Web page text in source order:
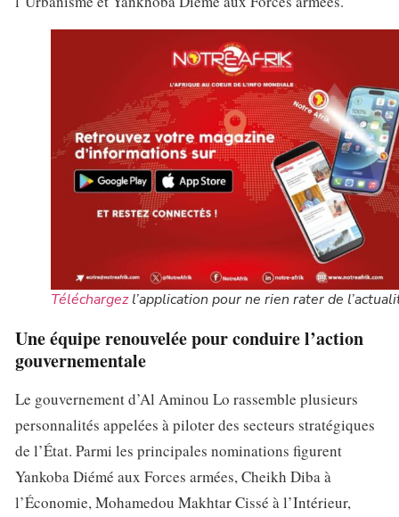
Téléchargezl’application pour ne rien rater de
Une équipe renouvelée pour conduire l’action
gouvernementale
Le gouvernement d’Al Aminou Lo rassemble plusieurs
personnalités appelées à piloter des secteurs stratégiques
de l’État. Parmi les principales nominations figurent
Yankoba Diémé aux Forces armées, Cheikh Diba à
l’Économie, Mohamedou Makhtar Cissé à l’Intérieur,